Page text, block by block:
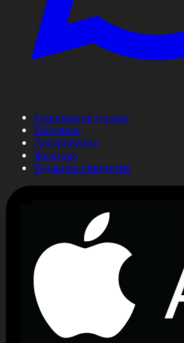
Корпорация туралы
Байланыс
Дистрибуция
Жарнама
Редакция стандарты